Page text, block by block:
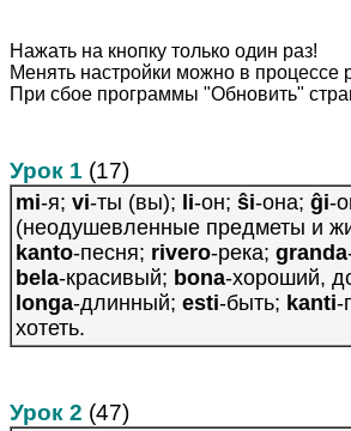
Нажать на кнопку только один раз!
Менять настройки можно в процессе
При сбое программы "Обновить"
Урок 1 (17)
mi-я; vi-ты (вы); li-он; ŝi-она; ĝi-
(неодушевленные предметы и
kanto-песня; rivero-река; granda
bela-красивый; bona-хороший,
longa-длинный; esti-быть; kanti-
хотеть.
Урок 2 (47)